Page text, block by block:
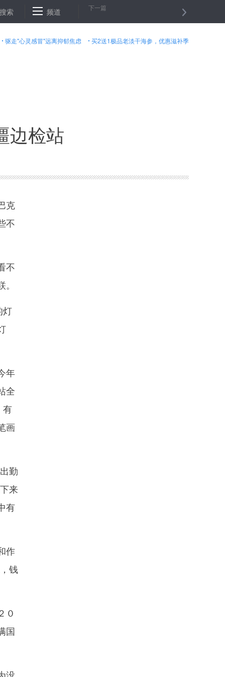
背后的粮田“变身”记 阿富汗北部一安全检查站遭袭９名警察身亡
搜索 频道 下一篇
驱走"心灵感冒"远离抑郁焦虑 买2送1极品老淡干海参，优惠滋补季
边检站
克
不
不
灯
年
全
有
画
勤
来
有
作
钱
０
国